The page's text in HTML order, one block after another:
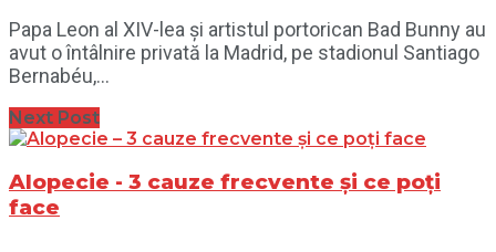
Papa Leon al XIV-lea și artistul portorican Bad Bunny au
avut o întâlnire privată la Madrid, pe stadionul Santiago
Bernabéu,...
Next Post
Alopecie - 3 cauze frecvente și ce poți
face